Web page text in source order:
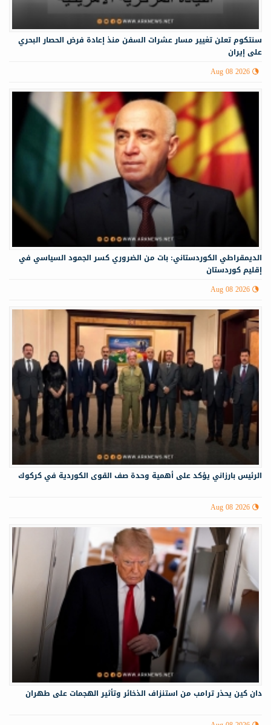
سنتكوم تعلن تغيير مسار عشرات السفن منذ إعادة فرض الحصار البحري
على إيران
Aug 08 2026
الديمقراطي الكوردستاني: بات من الضروري كسر الجمود السياسي في
إقليم كوردستان
Aug 08 2026
الرئيس بارزاني يؤكد على أهمية وحدة صف القوى الكوردية في كركوك
Aug 08 2026
دان كين يحذر ترامب من استنزاف الذخائر وتأثير الهجمات على طهران